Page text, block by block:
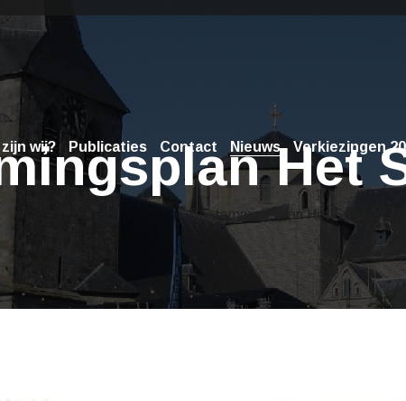
wij? Publicaties Contact Nieuws Verkiezingen
Het
> Bestemmingsplan Het Spikkert